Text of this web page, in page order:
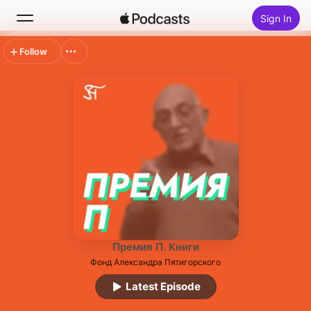
Sign In
Search
Премия П. Книги
Фонд Александра Пятигорского
Latest Episode
Follow